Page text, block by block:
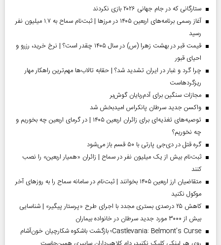
ستارگانی که در جام جهانی ۲۰۲۶ بازی نکردند
آغاز رسمی برنامه‌های اربعین ۱۴۰۵ در مرز‌ها | ثبت‌نام سماح به ۱.۷ میلیون نفر
رسید
قیمت قبر در بهشت زهرا (س) در سال ۱۴۰۵ چقدر است؟ | نرخ خرید، رزرو و
احیای قبور
چرا گرد و غبار در ایران تشدید شد؟ | حقابه تالاب‌ها مهم‌ترین راهکار مهار
ریزگردهاست
مجازات سنگین برای آدم‌ربایان گوش‌بر
واکسن جدید سرطان پانکراس امیدبخش شد
توصیه‌های تغذیه‌ای برای زائران اربعین ۱۴۰۵ | در گرمای اربعین چه بخوریم و
چه نخوریم؟
گره قتل در دی‌جی پارتی با ۵۰ قسم باز می‌شود
ثبت‌نام بیش از یک میلیون نفر در سماح | زائران «همیار اربعین» را نصب
کنند
متقاضیان ارز اربعین ۱۴۰۵ بخوانند | ثبت‌نام در سامانه سماح را به روز‌های آخر
موکول نکنید
کاهش ۲۵ درصدی بستری مجدد با اجرای طرح «پرستار پیگیر» | شناسایی
بیش از ۳۰۰۰ مورد جدید سرطان در خانواده بیماران
Castlevania: Belmont’s Curse؛ بازگشت باشکوه شکارچیان خون‌آشام